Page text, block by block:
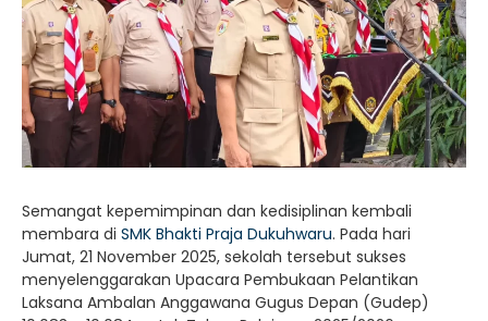
Semangat kepemimpinan dan kedisiplinan kembali
membara di SMK Bhakti Praja Dukuhwaru. Pada hari
Jumat, 21 November 2025, sekolah tersebut sukses
menyelenggarakan Upacara Pembukaan Pelantikan
Laksana Ambalan Anggawana Gugus Depan (Gudep)